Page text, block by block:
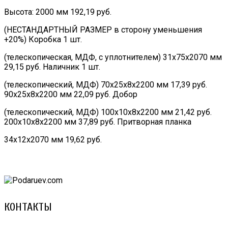
Высота: 2000 мм 192,19 руб.
(НЕСТАНДАРТНЫЙ РАЗМЕР в сторону уменьшения
+20%) Коробка 1 шт.
(телескопическая, МДФ, с уплотнителем) 31х75х2070 мм
29,15 руб. Наличник 1 шт.
(телескопический, МДФ) 70х25х8х2200 мм 17,39 руб.
90х25х8х2200 мм 22,09 руб. Добор
(телескопический, МДФ) 100х10х8х2200 мм 21,42 руб.
200х10х8х2200 мм 37,89 руб. Притворная планка
34х12х2070 мм 19,62 руб.
КОНТАКТЫ